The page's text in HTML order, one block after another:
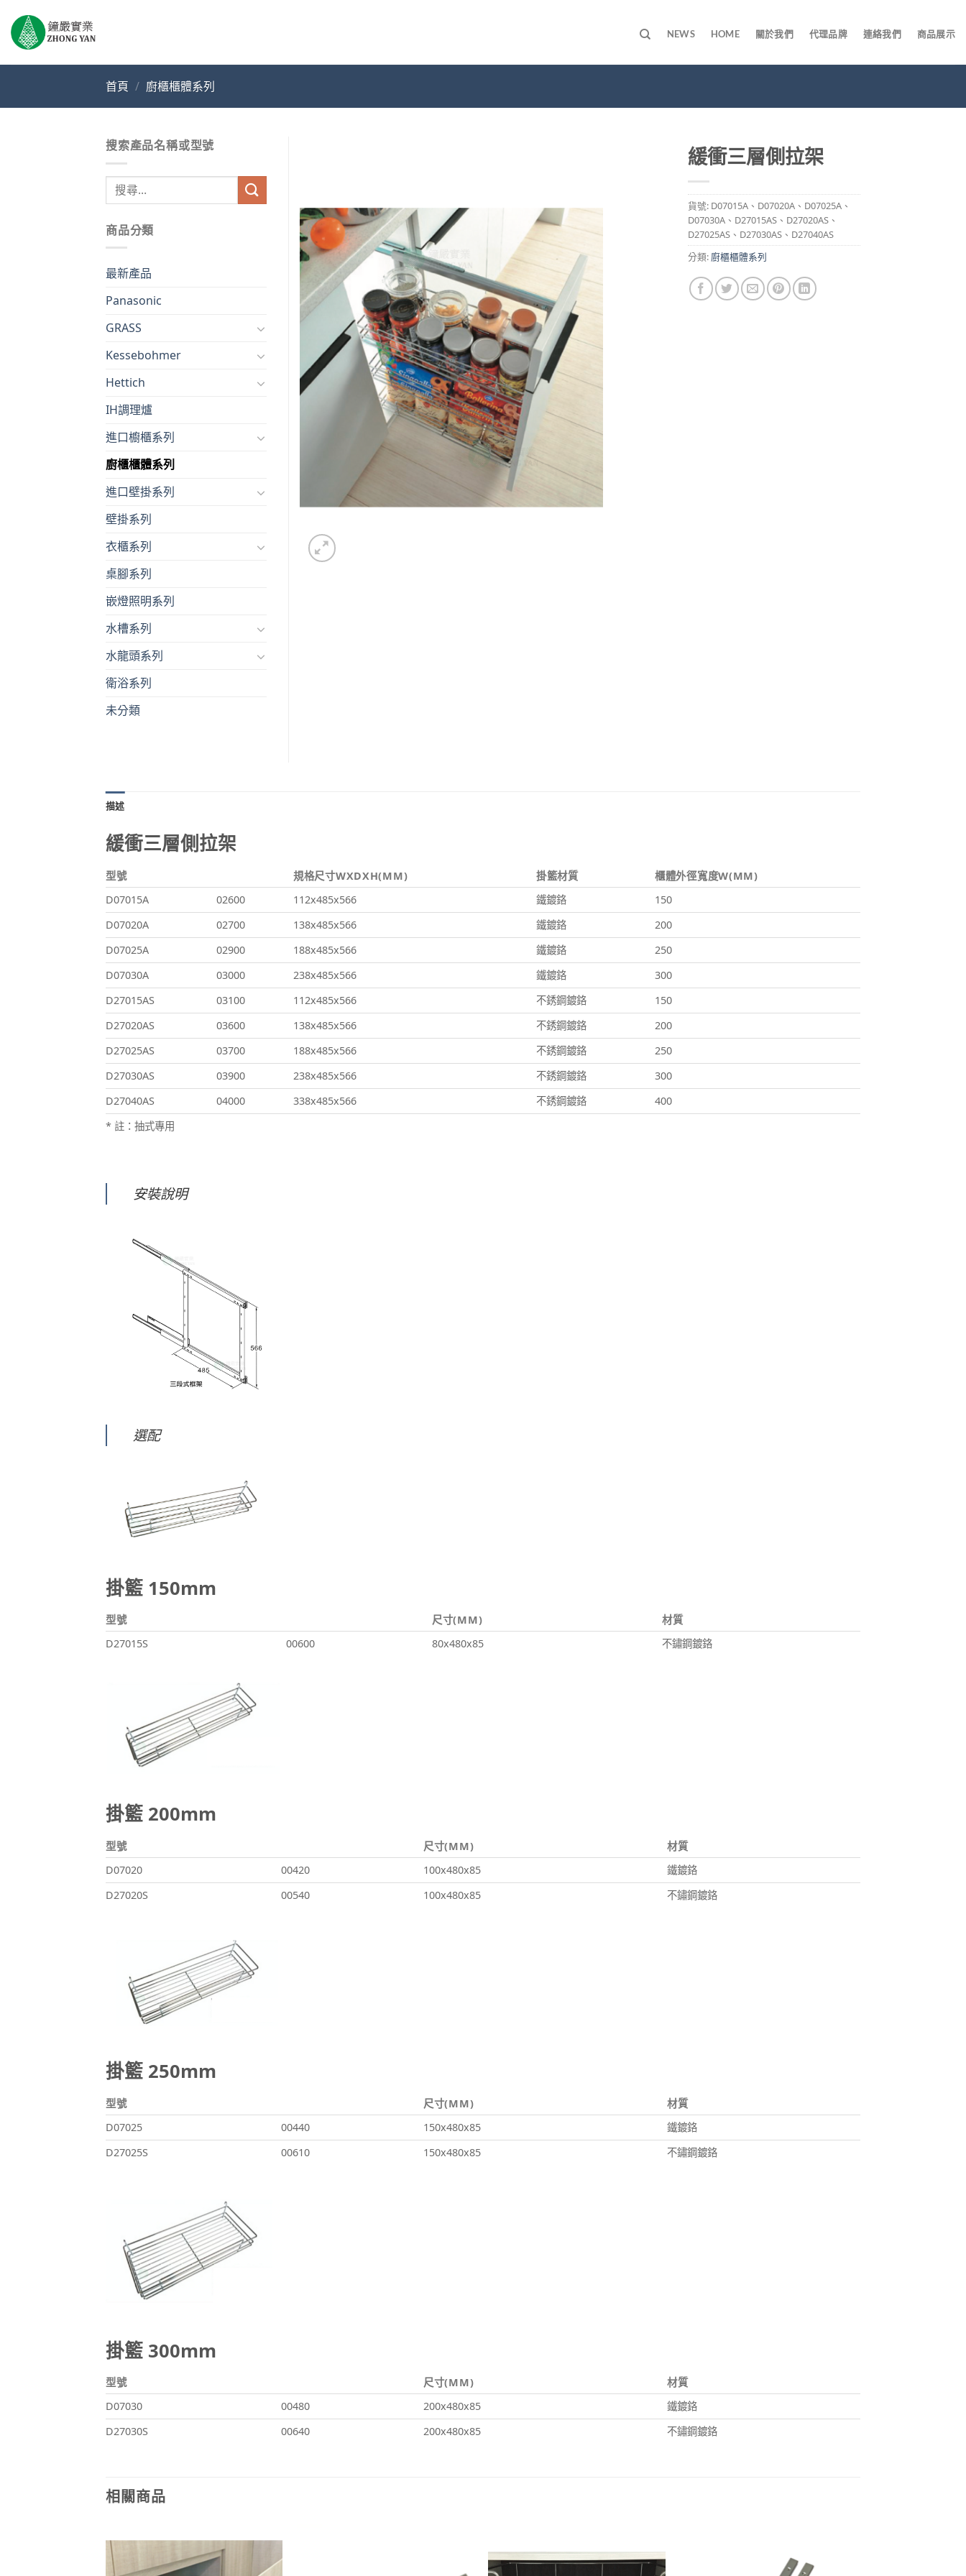
content
NEWS HOME 關於我們 代理品牌 連絡我們 商品展示
首頁 / 廚櫃櫃體系列
緩衝三層側拉架
貨號: D07015A、D07020A、D07025A、
D07030A、D27015AS、D27020AS、
D27025AS、D27030AS、D27040AS
分類: 廚櫃櫃體系列
搜索產品名稱或型號
鍵
字:
商品分類
最新產品
Panasonic
GRASS
Kessebohmer
Hettich
IH調理爐
進口櫥櫃系列
廚櫃櫃體系列
進口壁掛系列
壁掛系列
衣櫃系列
桌腳系列
嵌燈照明系列
水槽系列
水龍頭系列
衛浴系列
未分類
描述
緩衝三層側拉架
型號 規格尺寸WXDXH(MM) 掛籃材質
櫃體外徑寬度W(MM)
D07015A
02600 112x485x566 鐵鍍鉻
150
D07020A
02700 138x485x566 鐵鍍鉻
200
D07025A
02900 188x485x566 鐵鍍鉻
250
D07030A
03000 238x485x566 鐵鍍鉻
300
D27015AS
03100 112x485x566 不銹鋼鍍鉻
150
D27020AS
03600 138x485x566 不銹鋼鍍鉻
200
D27025AS
03700 188x485x566 不銹鋼鍍鉻
250
D27030AS
03900 238x485x566 不銹鋼鍍鉻
300
D27040AS
04000 338x485x566 不銹鋼鍍鉻
400
* 註：抽式專用
安裝說明
選配
掛籃 150mm
型號 尺寸(MM)
材質
D27015S
00600 80x480x85 不鏽鋼鍍鉻
掛籃 200mm
型號 尺寸(MM)
材質
D07020
00420 100x480x85
鐵鍍鉻
D27020S
00540 100x480x85 不鏽鋼鍍鉻
掛籃 250mm
型號 尺寸(MM)
材質
D07025
00440 150x480x85
鐵鍍鉻
D27025S
00610 150x480x85 不鏽鋼鍍鉻
掛籃 300mm
型號 尺寸(MM)
材質
D07030
00480 200x480x85
鐵鍍鉻
D27030S
00640 200x480x85 不鏽鋼鍍鉻
相關商品